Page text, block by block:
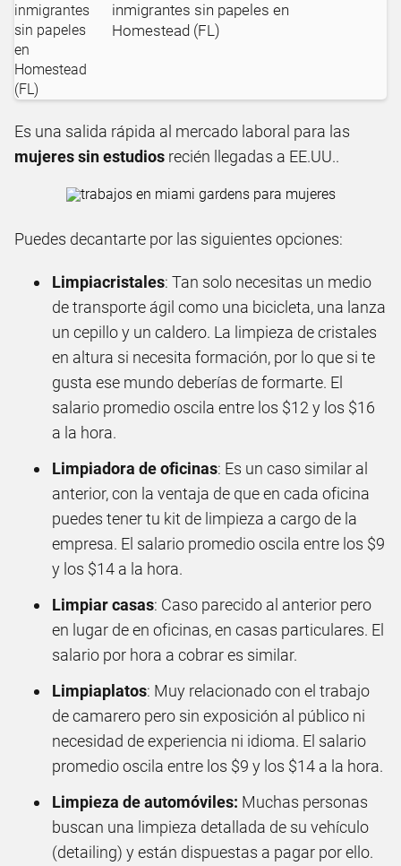
inmigrantes sin papeles en
Homestead (FL)
Es una salida rápida al mercado laboral para las
mujeres sin estudios recién llegadas a EE.UU..
Puedes decantarte por las siguientes opciones:
Limpiacristales: Tan solo necesitas un medio
de transporte ágil como una bicicleta, una lanza
un cepillo y un caldero. La limpieza de cristales
en altura si necesita formación, por lo que si te
gusta ese mundo deberías de formarte. El
salario promedio oscila entre los $12 y los $16
a la hora.
Limpiadora de oficinas: Es un caso similar al
anterior, con la ventaja de que en cada oficina
puedes tener tu kit de limpieza a cargo de la
empresa. El salario promedio oscila entre los $9
y los $14 a la hora.
Limpiar casas: Caso parecido al anterior pero
en lugar de en oficinas, en casas particulares. El
salario por hora a cobrar es similar.
Limpiaplatos: Muy relacionado con el trabajo
de camarero pero sin exposición al público ni
necesidad de experiencia ni idioma. El salario
promedio oscila entre los $9 y los $14 a la hora.
Limpieza de automóviles: Muchas personas
buscan una limpieza detallada de su vehículo
(detailing) y están dispuestas a pagar por ello.